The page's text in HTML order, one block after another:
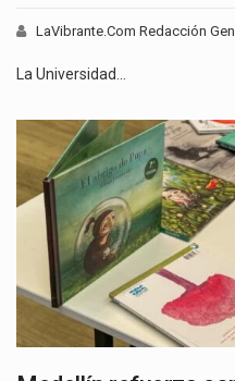
LaVibrante.Com Redacción
La Universidad…